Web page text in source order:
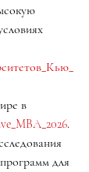
в
.
для